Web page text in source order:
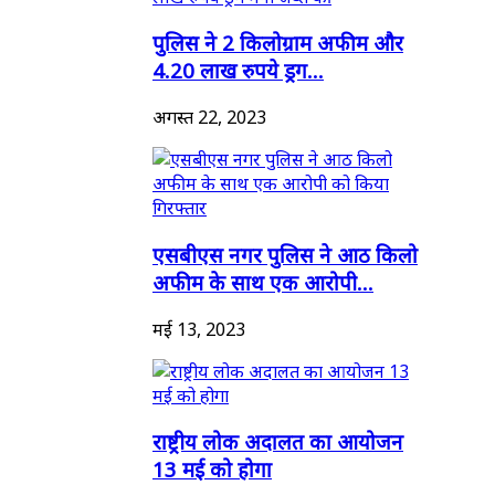
पुलिस ने 2 किलोग्राम अफीम और
4.20 लाख रुपये ड्रग...
अगस्त 22, 2023
एसबीएस नगर पुलिस ने आठ किलो
अफीम के साथ एक आरोपी...
मई 13, 2023
राष्ट्रीय लोक अदालत का आयोजन
13 मई को होगा